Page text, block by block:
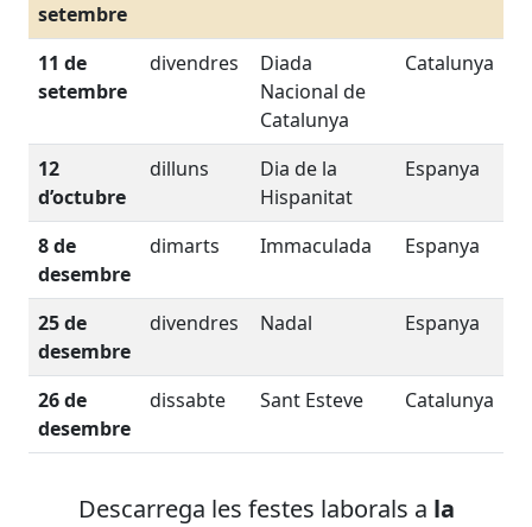
setembre
11 de
setembre
divendres
Diada
Nacional de
Catalunya
Catalunya
12
d’octubre
dilluns
Dia de la
Hispanitat
Espanya
8 de
desembre
dimarts Immaculada Espanya
25 de
desembre
divendres Nadal Espanya
26 de
desembre
dissabte Sant Esteve Catalunya
Descarrega les festes laborals a la